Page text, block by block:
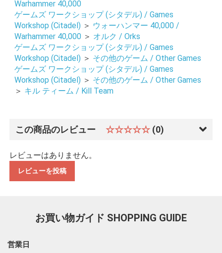
お買い物を続ける カートへ進む
Warhammer 40,000
ゲームズ ワークショップ (シタデル) / Games
Workshop (Citadel) ＞ ウォーハンマー 40,000 /
Warhammer 40,000 ＞ オルク / Orks
ゲームズ ワークショップ (シタデル) / Games
Workshop (Citadel) ＞ その他のゲーム / Other Games
ゲームズ ワークショップ (シタデル) / Games
Workshop (Citadel) ＞ その他のゲーム / Other Games
＞ キル ティーム / Kill Team
この商品のレビュー ☆☆☆☆☆ (0)
レビューはありません。
レビューを投稿
お買い物ガイド SHOPPING GUIDE
営業日